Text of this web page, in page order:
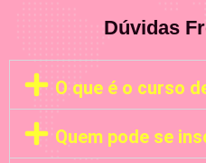
Dúvidas
O que é o curso
Quem pode se